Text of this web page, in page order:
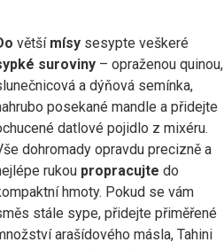
většímísysesypte veškeré
suroviny – opraženou quinou,
a dýňová semínka,
posekané mandle a přidejte
datlové pojidlo z mixéru.
dohromady opravdu precizně a
rukou propracujte do
hmoty. Pokud se vám
stále sype, přidejte přiměřené
arašídového másla, Tahini